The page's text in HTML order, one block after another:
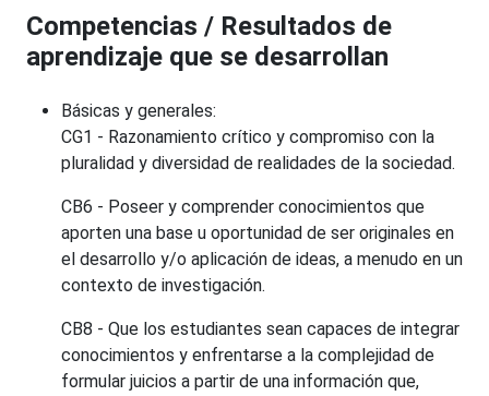
Competencias / Resultados de
aprendizaje que se desarrollan
Básicas y generales:
CG1 - Razonamiento crítico y compromiso con la
pluralidad y diversidad de realidades de la sociedad.
CB6 - Poseer y comprender conocimientos que
aporten una base u oportunidad de ser originales en
el desarrollo y/o aplicación de ideas, a menudo en un
contexto de investigación.
CB8 - Que los estudiantes sean capaces de integrar
conocimientos y enfrentarse a la complejidad de
formular juicios a partir de una información que,